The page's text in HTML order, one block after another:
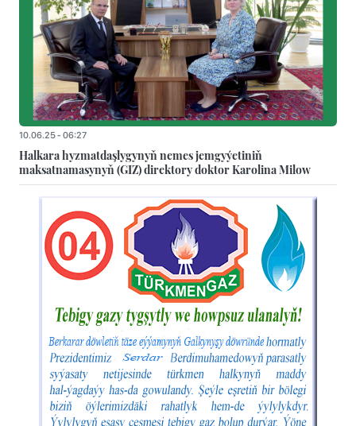
10.06.25 - 06:27
Halkara hyzmatdaşlygynyň nemes jemgyýetiniň
maksatnamasynyň (GIZ) direktory doktor Karolina Milow